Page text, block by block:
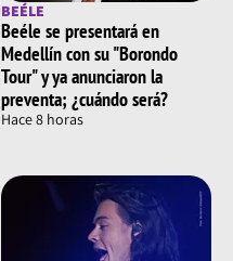
BEÉLE
Beéle se presentará en
Medellín con su "Borondo
Tour" y ya anunciaron la
preventa; ¿cuándo será?
Hace 8 horas